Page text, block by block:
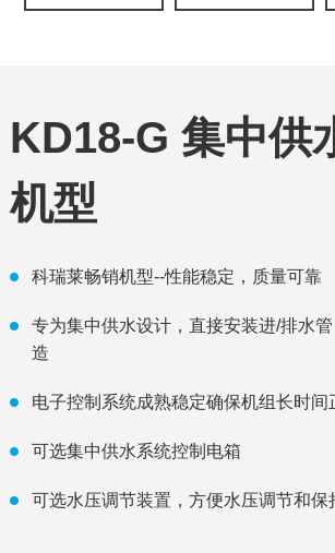
KD18-G 集中供
机型
科瑞莱畅销机型--性能稳定，质量可靠
专为集中供⽔设计，直接安装进/排⽔
造
电子控制系统成熟稳定确保机组长时间
可选集中供⽔系统控制电箱
可选⽔压调节装置，⽅便⽔压调节和保